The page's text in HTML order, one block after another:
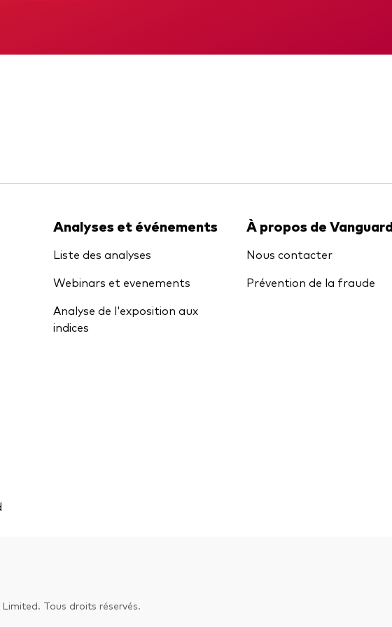
Analyses et événements
Liste des analyses
Webinars et evenements
Analyse de l'exposition aux
indices
À propos de
Nous contacter
Prévention de la fraude
Tous droits réservés.